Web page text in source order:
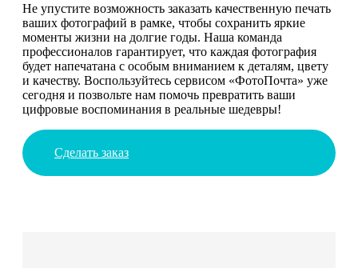
Не упустите возможность заказать качественную печать
ваших фотографий в рамке, чтобы сохранить яркие
моменты жизни на долгие годы. Наша команда
профессионалов гарантирует, что каждая фотография
будет напечатана с особым вниманием к деталям, цвету
и качеству. Воспользуйтесь сервисом «ФотоПочта» уже
сегодня и позвольте нам помочь превратить ваши
цифровые воспоминания в реальные шедевры!
Сделать заказ